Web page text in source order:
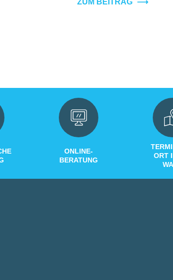
ZUM BEITRAG ⟶
ONLINE-
BERATUNG
ORT